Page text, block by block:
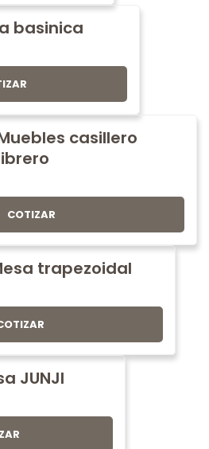
basinica
casillero
COTIZAR
trapezoidal
JUNJI